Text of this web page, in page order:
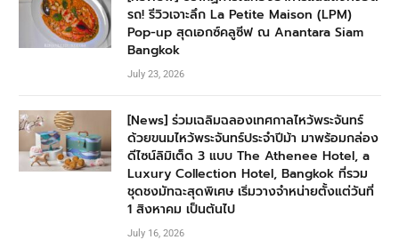
รถ! รีวิวเจาะลึก La Petite Maison (LPM)
Pop-up สุดเอกซ์คลูซีฟ ณ Anantara Siam
Bangkok
July 23, 2026
[News] ร่วมเฉลิมฉลองเทศกาลไหว้พระจันทร์
ด้วยขนมไหว้พระจันทร์ประจำปีม้า มาพร้อมกล่อง
ดีไซน์ลิมิเต็ด 3 แบบ The Athenee Hotel, a
Luxury Collection Hotel, Bangkok ที่รวม
ชุดชงมัทฉะสุดพิเศษ เริ่มวางจำหน่ายตั้งแต่วันที่
1 สิงหาคม เป็นต้นไป
July 16, 2026